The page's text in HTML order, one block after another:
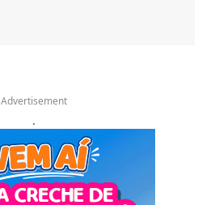
Advertisement
.